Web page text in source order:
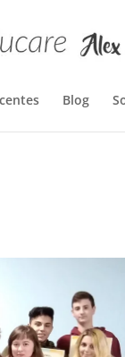
Blog